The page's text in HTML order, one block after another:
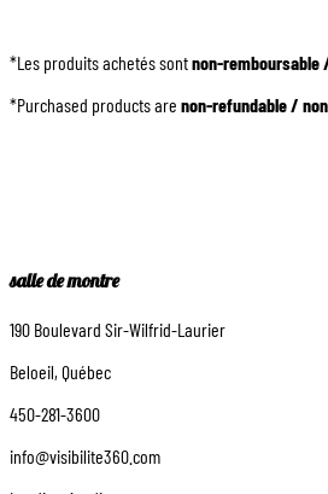
*Les produits achetés sontnon-remboursable
*Purchased products are non-refundable /
salle de montre
190 Boulevard Sir-Wilfrid-Laurier
Beloeil, Québec
450-281-3600
info@visibilite360.com